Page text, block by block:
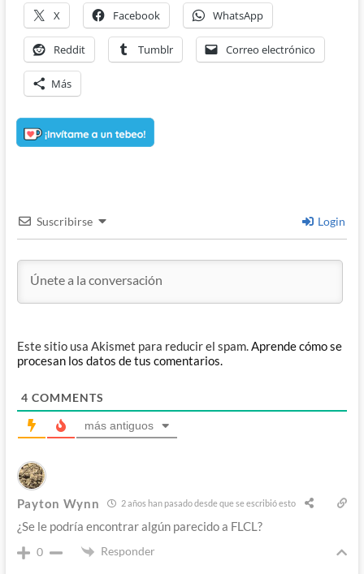
X Facebook WhatsApp
Reddit Tumblr Correo electrónico
Más
Suscribirse Login
Este sitio usa Akismet para reducir el spam.Aprende cómo se
procesan los datos de tus comentarios.
4 COMMENTS
más antiguos
Payton Wynn 2 años han pasado desde que se escribió esto
¿Se le podría encontrar algún parecido a FLCL?
0 Responder